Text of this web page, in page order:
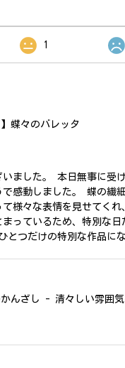
1
蝶々のバレッタ
ました。 本日無事に受
感動しました。 蝶の繊
様々な表情を見せてく
っているため、特別な
とつだけの特別な作品に
かんざし - 清々しい雰囲